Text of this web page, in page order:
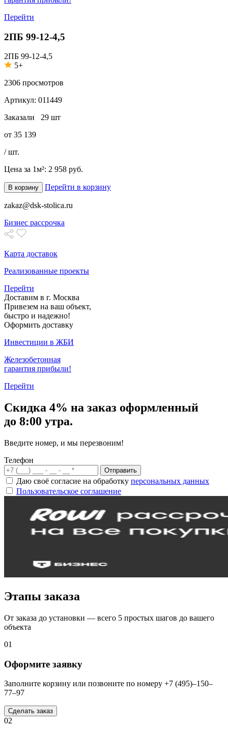
Перейти
2ПБ 99-12-4,5
2ПБ 99-12-4,5
5+
2306 просмотров
Артикул: 011449
Заказали 29 шт
от 35 139
/ шт.
Цена за 1м²: 2 958 руб.
В корзину Перейти в корзину
zakaz@dsk-stolica.ru
Бизнес рассрочка
Карта доставок
Реализованные проекты
Перейти
Доставим в г. Москва
Привезем на ваш объект,
быстро и надежно!
Оформить доставку
Инвестиции в ЖБИ
Железобетонная
гарантия прибыли!
Перейти
Скидка 4% на заказ оформленный
до 8:00 утра.
Введите номер, и мы перезвоним!
Телефон
Отправить
Даю своё согласие на обработку персональных данных
Пользовательское соглашение
Этапы заказа
От заказа до установки — всего 5 простых шагов до вашего
объекта
01
Оформите заявку
Заполните корзину или позвоните по номеру +7 (495)–150–
77–97
Сделать заказ
02